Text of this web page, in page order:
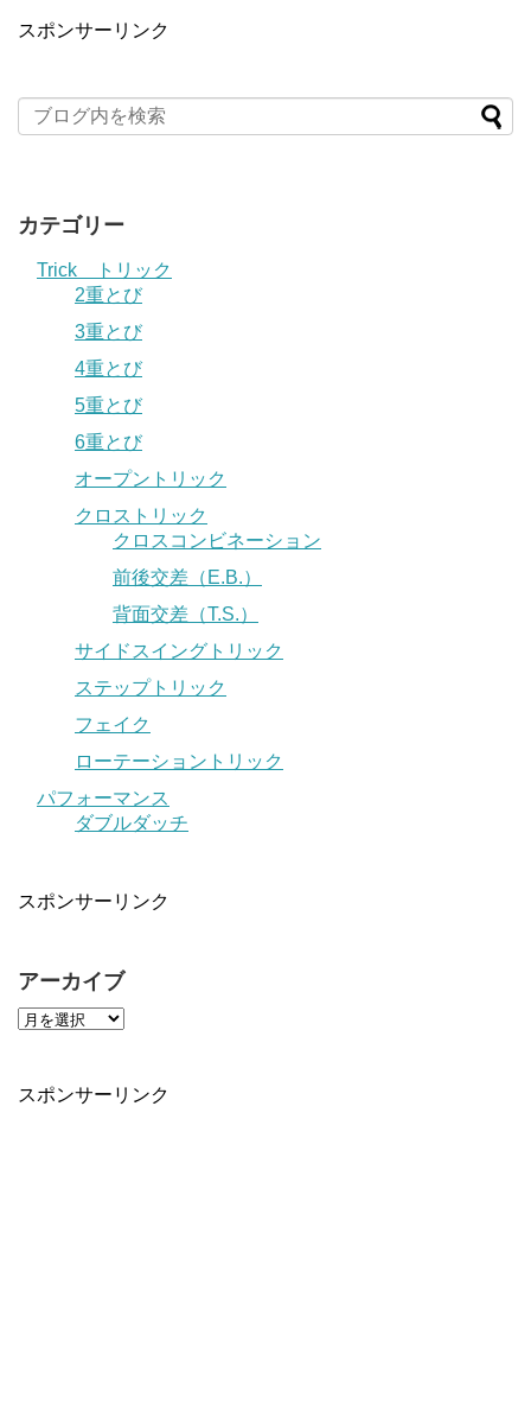
スポンサーリンク
カテゴリー
Trick トリック
2重とび
3重とび
4重とび
5重とび
6重とび
オープントリック
クロストリック
クロスコンビネーション
前後交差（E.B.）
背面交差（T.S.）
サイドスイングトリック
ステップトリック
フェイク
ローテーショントリック
パフォーマンス
ダブルダッチ
スポンサーリンク
アーカイブ
スポンサーリンク